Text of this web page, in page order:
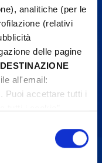
analitiche (per le
(relativi
delle pagine
DESTINAZIONE
all'email:
. Puoi accettare tutti i
“Personalizza”.
dati potranno